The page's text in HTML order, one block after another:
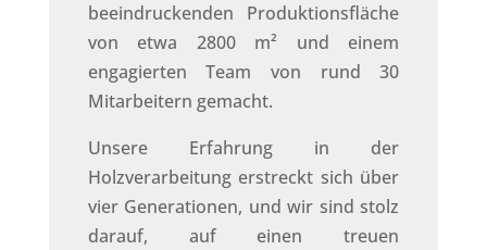
beeindruckenden Produktionsfläche
von etwa 2800 m² und einem
engagierten Team von rund 30
Mitarbeitern gemacht.
Unsere Erfahrung in der
Holzverarbeitung erstreckt sich über
vier Generationen, und wir sind stolz
darauf, auf einen treuen